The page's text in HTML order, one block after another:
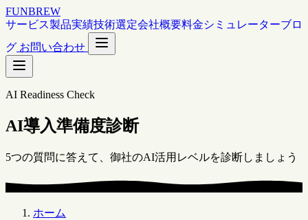
FUNBREW
サービス製品実績技術選定会社概要料金シミュレーターブロ
グ お問い合わせ
AI Readiness Check
AI導入準備度診断
5つの質問に答えて、御社のAI活用レベルを診断しましょう
ホーム